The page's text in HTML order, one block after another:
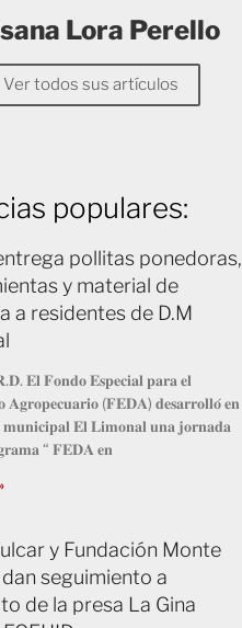
Lora Perello
Ver todos sus artículos
populares:
pollitas ponedoras,
y material de
a residentes de D.M
𝐄𝐥 𝐅𝐨𝐧𝐝𝐨 𝐄𝐬𝐩𝐞𝐜𝐢𝐚𝐥 𝐩𝐚𝐫𝐚 𝐞𝐥
𝐀𝐠𝐫𝐨𝐩𝐞𝐜𝐮𝐚𝐫𝐢𝐨 (𝐅𝐄𝐃𝐀) 𝐝𝐞𝐬𝐚𝐫𝐫𝐨𝐥𝐥𝐨́ 𝐞𝐧
𝐦𝐮𝐧𝐢𝐜𝐢𝐩𝐚𝐥 𝐄𝐥 𝐋𝐢𝐦𝐨𝐧𝐚𝐥 𝐮𝐧𝐚 𝐣𝐨𝐫𝐧𝐚𝐝𝐚
“ 𝐅𝐄𝐃𝐀 𝐞𝐧
y Fundación Monte
seguimiento a
de la presa La Gina